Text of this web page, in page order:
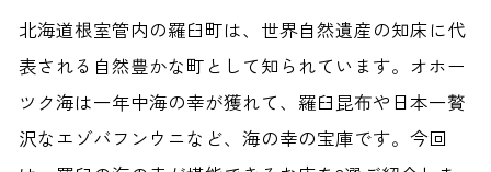
北海道根室管内の羅臼町は、世界自然遺産の知床に代
表される自然豊かな町として知られています。オホー
ツク海は一年中海の幸が獲れて、羅臼昆布や日本一贅
沢なエゾバフンウニなど、海の幸の宝庫です。今回